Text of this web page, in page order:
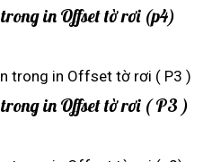
in Offset tờ rơi (p4)
in Offset tờ rơi ( P3 )